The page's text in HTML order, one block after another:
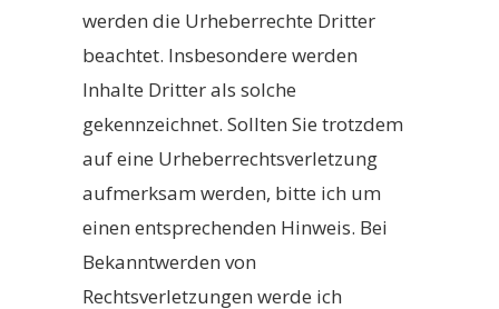
werden die Urheberrechte Dritter
beachtet. Insbesondere werden
Inhalte Dritter als solche
gekennzeichnet. Sollten Sie trotzdem
auf eine Urheberrechtsverletzung
aufmerksam werden, bitte ich um
einen entsprechenden Hinweis. Bei
Bekanntwerden von
Rechtsverletzungen werde ich